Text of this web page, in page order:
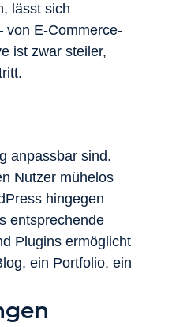
lässt sich
von E-Commerce-
ist zwar steiler,
anpassbar sind.
Nutzer mühelos
hingegen
entsprechende
Plugins ermöglicht
ein Portfolio, ein